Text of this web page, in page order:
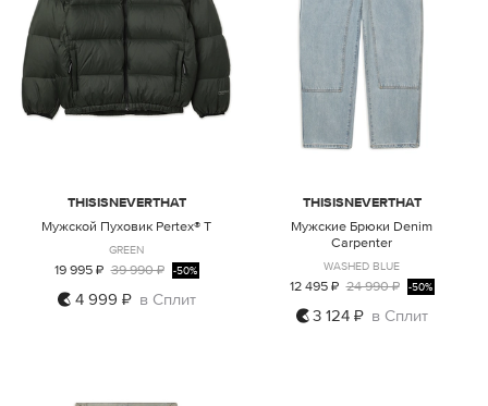
THISISNEVERTHAT
Мужской Пуховик Pertex® T
GREEN
19 995 ₽ 39 990 ₽ -50%
4 999 ₽ в Сплит
M
THISISNEVERTHAT
Мужские Брюки Denim
Carpenter
WASHED BLUE
12 495 ₽ 24 990 ₽ -50%
3 124 ₽ в Сплит